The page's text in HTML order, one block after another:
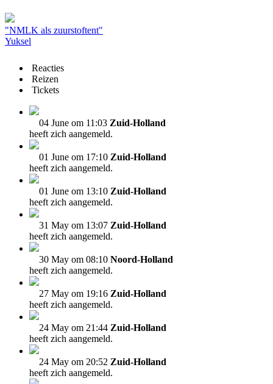
"NMLK als zuurstoftent"
Yuksel
Reacties
Reizen
Tickets
04 June om 11:03 Zuid-Holland
heeft zich aangemeld.
01 June om 17:10 Zuid-Holland
heeft zich aangemeld.
01 June om 13:10 Zuid-Holland
heeft zich aangemeld.
31 May om 13:07 Zuid-Holland
heeft zich aangemeld.
30 May om 08:10 Noord-Holland
heeft zich aangemeld.
27 May om 19:16 Zuid-Holland
heeft zich aangemeld.
24 May om 21:44 Zuid-Holland
heeft zich aangemeld.
24 May om 20:52 Zuid-Holland
heeft zich aangemeld.